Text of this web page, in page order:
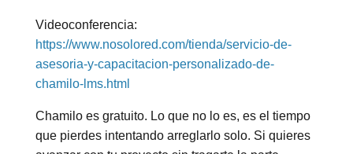
Videoconferencia:
https://www.nosolored.com/tienda/servicio-de-
asesoria-y-capacitacion-personalizado-de-
chamilo-lms.html
Chamilo es gratuito. Lo que no lo es, es el tiempo
que pierdes intentando arreglarlo solo. Si quieres